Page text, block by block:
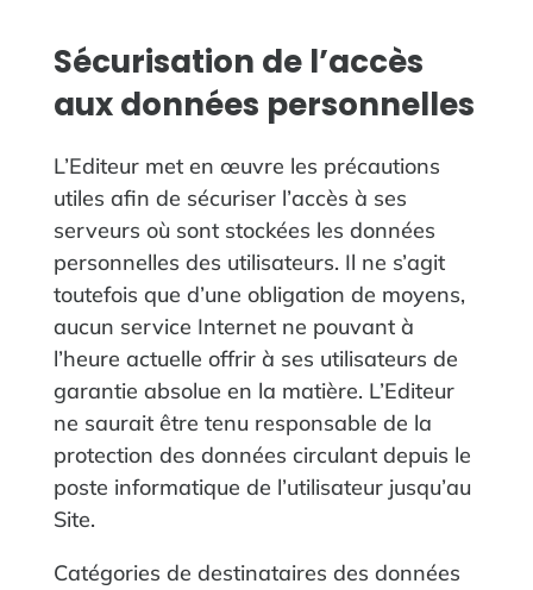
Sécurisation de l’accès
aux données personnelles
L’Editeur met en œuvre les précautions
utiles afin de sécuriser l’accès à ses
serveurs où sont stockées les données
personnelles des utilisateurs. Il ne s’agit
toutefois que d’une obligation de moyens,
aucun service Internet ne pouvant à
l’heure actuelle offrir à ses utilisateurs de
garantie absolue en la matière. L’Editeur
ne saurait être tenu responsable de la
protection des données circulant depuis le
poste informatique de l’utilisateur jusqu’au
Site.
Catégories de destinataires des données